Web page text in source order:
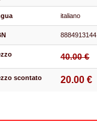
italiano
8884913144
40.00 €
scontato 20.00 €